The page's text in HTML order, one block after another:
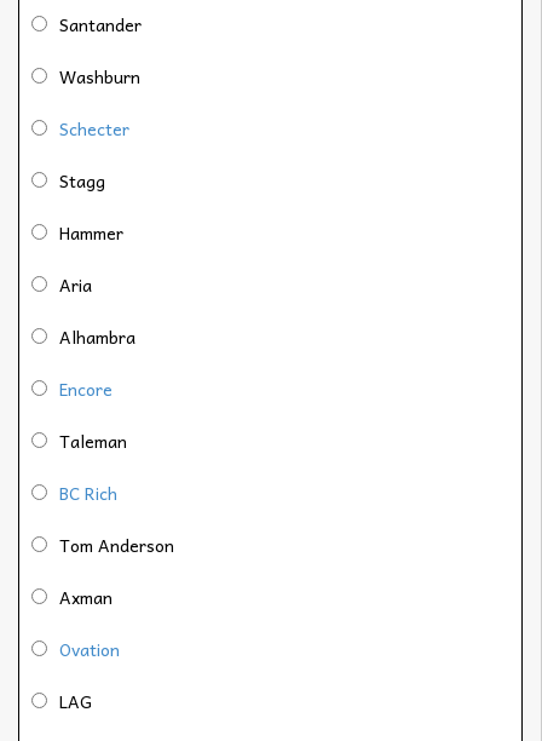
Santander
Washburn
Schecter
Stagg
Hammer
Aria
Alhambra
Encore
Taleman
BC Rich
Tom Anderson
Axman
Ovation
LAG